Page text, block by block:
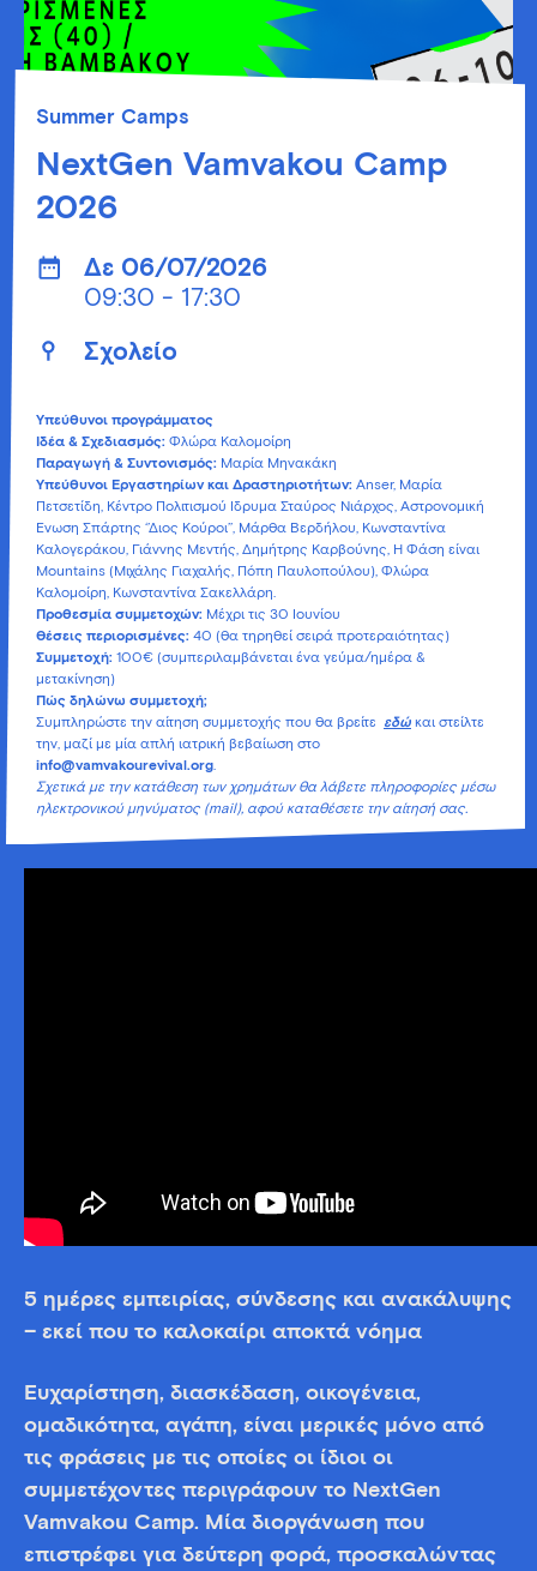
Summer Camps
NextGen Vamvakou Camp
2026
Δε 06/07/2026
09:30 - 17:30
Σχολείο
Υπεύθυνοι προγράμματος
Ιδέα & Σχεδιασμός: Φλώρα Καλομοίρη
Παραγωγή & Συντονισμός: Μαρία Μηνακάκη
Υπεύθυνοι Εργαστηρίων και Δραστηριοτήτων: Αnser, Μαρία
Πετσετίδη, Κέντρο Πολιτισμού Ίδρυμα Σταύρος Νιάρχος, Αστρονομική
Ένωση Σπάρτης ‘’Διος Κούροι’’, Μάρθα Βερδήλου, Κωνσταντίνα
Καλογεράκου, Γιάννης Μεντής, Δημήτρης Καρβούνης, Η Φάση είναι
Μountains (Μιχάλης Γιαχαλής, Πόπη Παυλοπούλου), Φλώρα
Καλομοίρη, Κωνσταντίνα Σακελλάρη.
Προθεσμία συμμετοχών: Μέχρι τις 30 Ιουνίου
Θέσεις περιορισμένες: 40 (θα τηρηθεί σειρά προτεραιότητας)
Συμμετοχή: 100€ (συμπεριλαμβάνεται ένα γεύμα/ημέρα &
μετακίνηση)
Πώς δηλώνω συμμετοχή;
Συμπληρώστε την αίτηση συμμετοχής που θα βρείτε εδώ και στείλτε
την, μαζί με μία απλή ιατρική βεβαίωση στο
info@vamvakourevival.org.
Σχετικά με την κατάθεση των χρημάτων θα λάβετε πληροφορίες μέσω
ηλεκτρονικού μηνύματος (mail), αφού καταθέσετε την αίτησή σας.
5 ημέρες εμπειρίας, σύνδεσης και ανακάλυψης
– εκεί που το καλοκαίρι αποκτά νόημα
Ευχαρίστηση, διασκέδαση, οικογένεια,
ομαδικότητα, αγάπη, είναι μερικές μόνο από
τις φράσεις με τις οποίες οι ίδιοι οι
συμμετέχοντες περιγράφουν το NextGen
Vamvakou Camp. Μία διοργάνωση που
επιστρέφει για δεύτερη φορά, προσκαλώντας